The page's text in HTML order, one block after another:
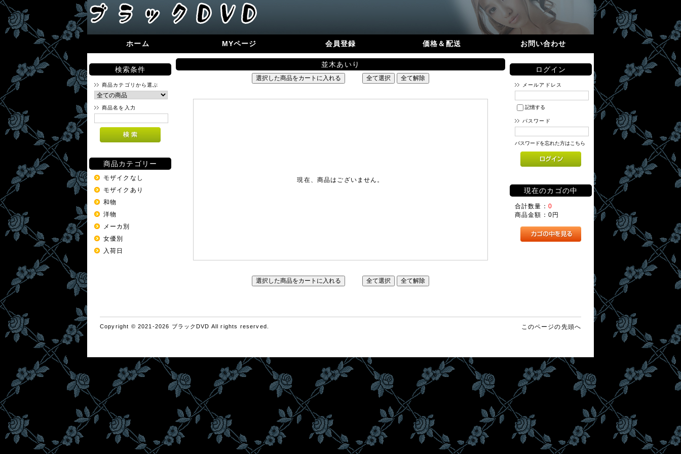
ホーム MYページ 会員登録 価格＆配送 お問い合わせ
検索条件
商品カテゴリから選ぶ
商品名を入力
商品カテゴリー
モザイクなし
モザイクあり
和物
洋物
メーカ別
女優別
入荷日
並木あいり
現在、商品はございません。
ログイン
メールアドレス
記憶する
パスワード
パスワードを忘れた方はこちら
現在のカゴの中
合計数量： 0
商品金額： 0円
このページの先頭へ
Copyright © 2021-2026 ブラックDVD All rights reserved.